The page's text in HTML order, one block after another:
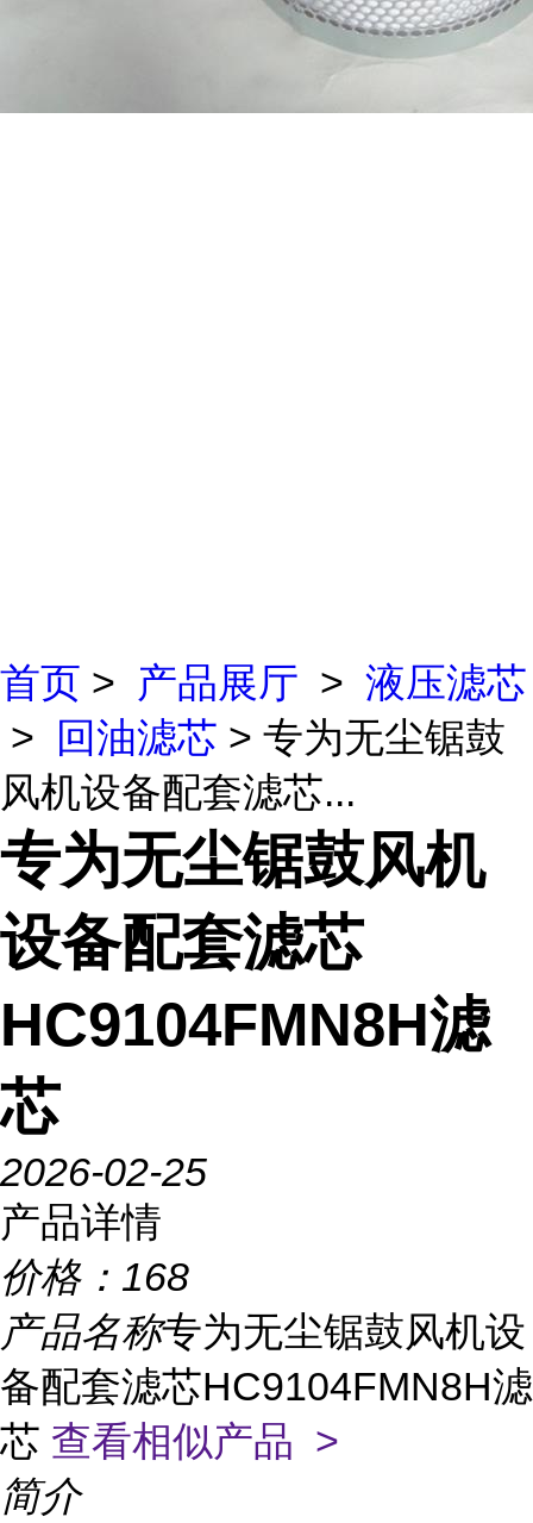
首页 > 产品展厅 > 液压滤芯
>
回油滤芯 > 专为无尘锯鼓
风机设备配套滤芯...
专为无尘锯鼓风机
设备配套滤芯
HC9104FMN8H滤
芯
2026-02-25
产品详情
价格： 168
产品名称专为无尘锯鼓风机设
备配套滤芯HC9104FMN8H滤
芯 查看相似产品 >
简介